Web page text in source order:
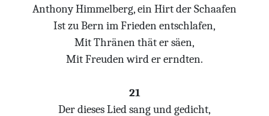
Anthony Himmelberg, ein Hirt der Schaafen
Ist zu Bern im Frieden entschlafen,
Mit Thränen thät er säen,
Mit Freuden wird er erndten.
21
Der dieses Lied sang und gedicht,